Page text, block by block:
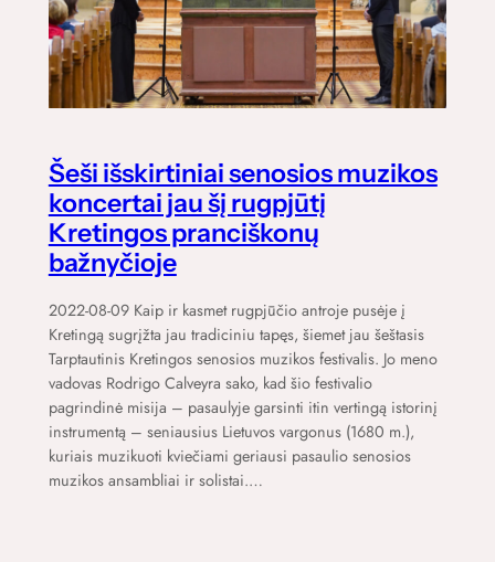
Šeši išskirtiniai senosios muzikos
koncertai jau šį rugpjūtį
Kretingos pranciškonų
bažnyčioje
2022-08-09 Kaip ir kasmet rugpjūčio antroje pusėje į
Kretingą sugrįžta jau tradiciniu tapęs, šiemet jau šeštasis
Tarptautinis Kretingos senosios muzikos festivalis. Jo meno
vadovas Rodrigo Calveyra sako, kad šio festivalio
pagrindinė misija – pasaulyje garsinti itin vertingą istorinį
instrumentą – seniausius Lietuvos vargonus (1680 m.),
kuriais muzikuoti kviečiami geriausi pasaulio senosios
muzikos ansambliai ir solistai.…